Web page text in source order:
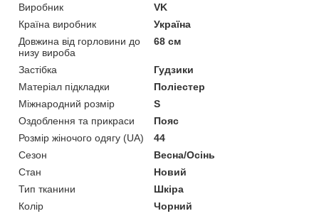
Виробник
VK
Країна виробник
Україна
Довжина від горловини до
низу вироба
68 см
Застібка
Гудзики
Матеріал підкладки
Поліестер
Міжнародний розмір
S
Оздоблення та прикраси
Пояс
Розмір жіночого одягу (UA)
44
Сезон
Весна/Осінь
Стан
Новий
Тип тканини
Шкіра
Колір
Чорний